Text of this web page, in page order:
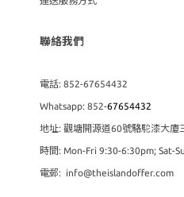
聯絡我們
電話: 852-67654432
Whatsapp: 852-67654432
地址: 觀塘開源道60號駱駝漆大廈
時間: Mon-Fri 9:30-6:30pm; Sat-
電郵: info@theislandoffer.com